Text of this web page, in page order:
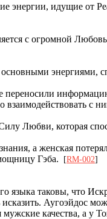
энергии, идущие от
с огромной
энергиями,
переносили
взаимодействовать с
Любви, которая
а женская
Гэба.
[RM-002]
языка таковы, что
Аугоэйдос
качества, а у